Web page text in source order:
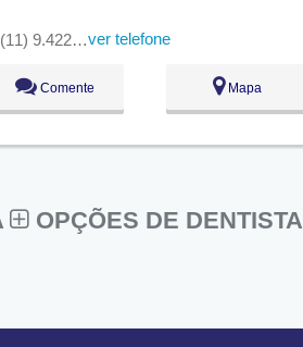
(11) 9.4228-4114 ver telefone
Comente Mapa
OPÇÕES DE